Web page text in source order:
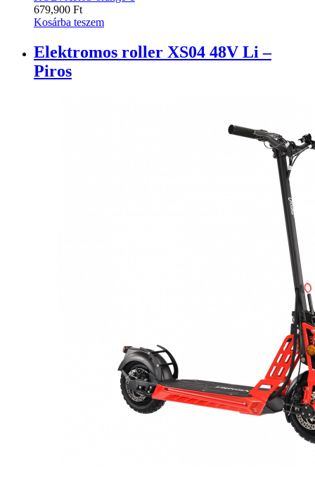
679,900 Ft
Kosárba teszem
Elektromos roller XS04 48V Li –
Piros